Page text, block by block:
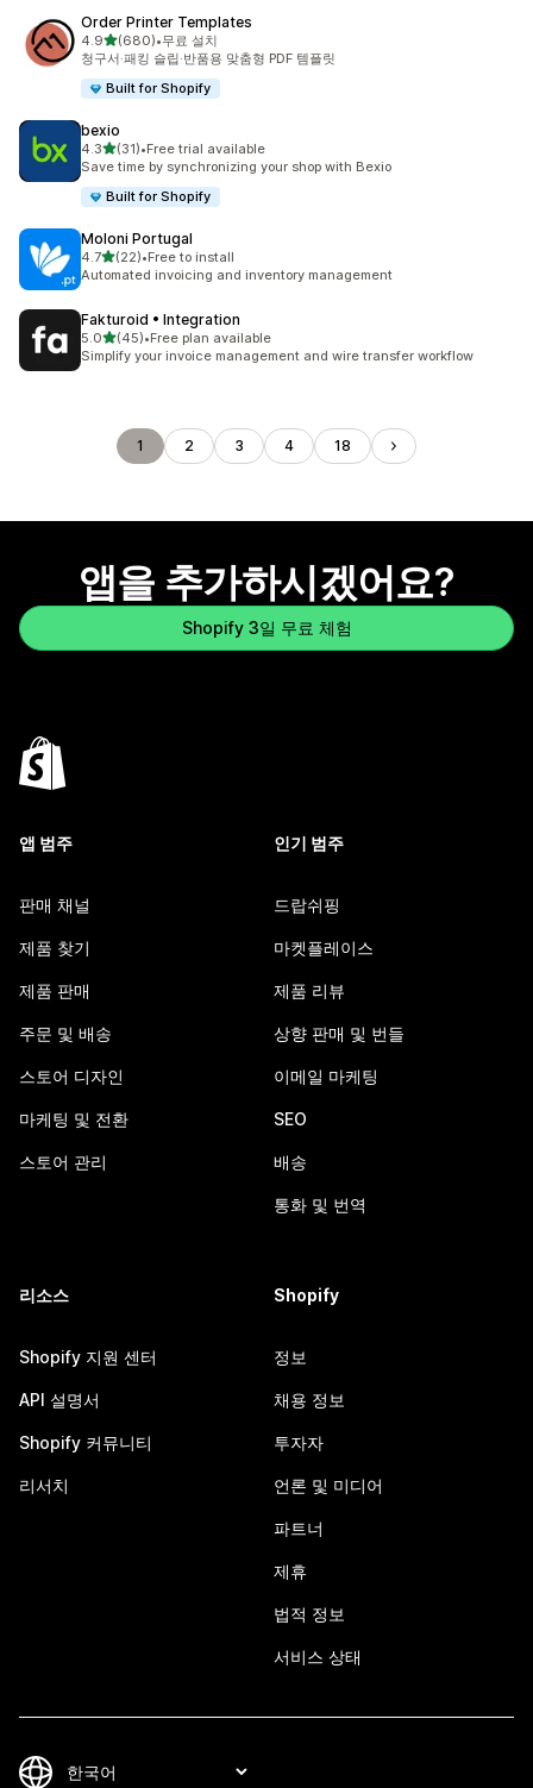
Order Printer Templates
4.9별 5개 중
(680)
총 리뷰 680개
•무료 설치
청구서·패킹 슬립·반품용 맞춤형 PDF 템플릿
Built for Shopify
bexio
4.3별 5개 중
(31)
총 리뷰 31개
•Free trial available
Save time by synchronizing your shop with Bexio
Built for Shopify
Moloni Portugal
4.7별 5개 중
(22)
총 리뷰 22개
•Free to install
Automated invoicing and inventory management
Fakturoid • Integration
5.0별 5개 중
(45)
총 리뷰 45개
•Free plan available
Simplify your invoice management and wire transfer workflow
1 2 3 4 18
앱을 추가하시겠어요?
Shopify 3일 무료 체험
앱 범주
판매 채널
제품 찾기
제품 판매
주문 및 배송
스토어 디자인
마케팅 및 전환
스토어 관리
인기 범주
드랍쉬핑
마켓플레이스
제품 리뷰
상향 판매 및 번들
이메일 마케팅
SEO
배송
통화 및 번역
리소스
Shopify 지원 센터
API 설명서
Shopify 커뮤니티
리서치
Shopify
정보
채용 정보
투자자
언론 및 미디어
파트너
제휴
법적 정보
서비스 상태